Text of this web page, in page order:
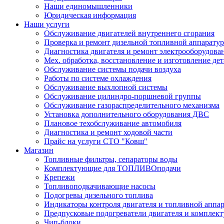
Наши единомышленники
Юридическая информация
Наши услуги
Обслуживание двигателей внутреннего сгорания
Проверка и ремонт дизельной топливной
Диагностика двигателя и ремонт
Мех. обработка, восстановление и изготовление
Обслуживание системы подачи воздуха
Работы по системе охлаждения
Обслуживание выхлопной системы
Обслуживание цилиндро-поршневой группы
Обслуживание газораспределительного механизма
Установка дополнительного оборудования ДВС
Плановое техобслуживание автомобиля
Диагностика и ремонт ходовой части
Прайс на услуги СТО "Ковш"
Магазин
Топливные фильтры, сепараторы воды
Комплектующие для ТОПЛИВОподачи
Крепежи
Топливоподкачивающие насосы
Подогревы дизельного топлива
Индикаторы контроля двигателя и топливной
Предпусковые подогреватели двигателя и
Чип-блоки